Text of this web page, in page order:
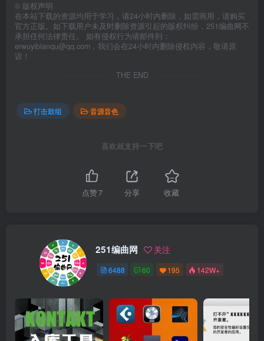
© 版权声明
在本站下载的资源均用于学习，请24小时内删除，如需商用，请购买
官方正版。如下载用户未及时删除资源引起的版权纠纷，251编曲网不
承担任何法律责任。 如有侵权行为请邮件到：
erwuyibianqu@qq.com，我们会在24小时内删除侵权内容，敬请原
谅！
THE END
打击鼓组 音源音色
喜欢就支持一下吧
点赞7 分享 收藏
251编曲网 关注
6488 60 195 142W+